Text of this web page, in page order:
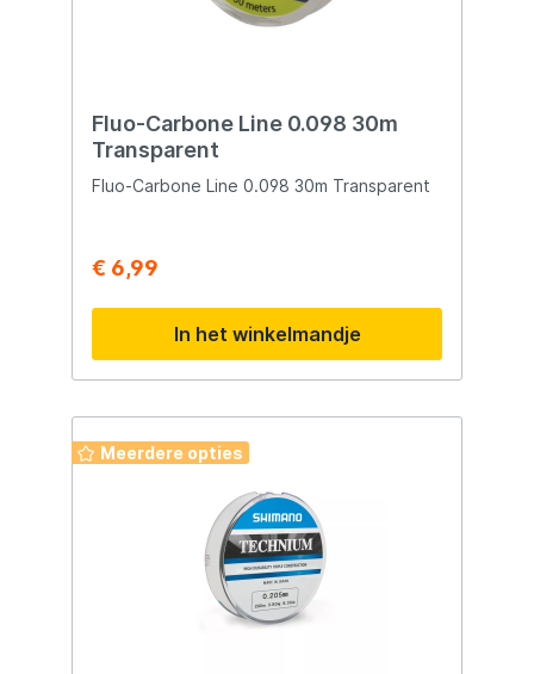
Fluo-Carbone Line 0.098 30m
Transparent
Fluo-Carbone Line 0.098 30m Transparent
€ 6,99
In het winkelmandje
Meerdere opties